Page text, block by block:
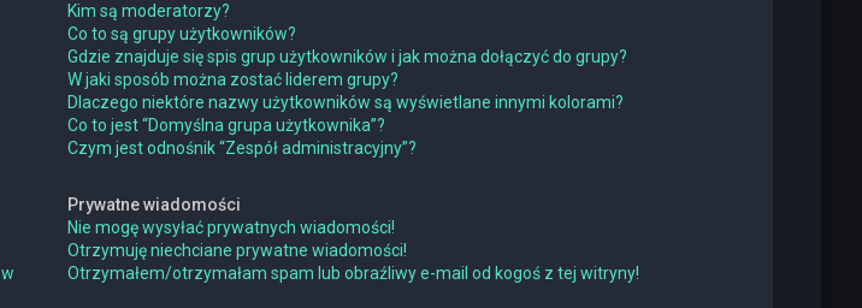
Kim są moderatorzy?
Co to są grupy użytkowników?
Gdzie znajduje się spis grup użytkowników i jak można dołączyć do grupy?
W jaki sposób można zostać liderem grupy?
Dlaczego niektóre nazwy użytkowników są wyświetlane innymi kolorami?
Co to jest “Domyślna grupa użytkownika”?
Czym jest odnośnik “Zespół administracyjny”?
Prywatne wiadomości
Nie mogę wysyłać prywatnych wiadomości!
Otrzymuję niechciane prywatne wiadomości!
Otrzymałem/otrzymałam spam lub obraźliwy e-mail od kogoś z tej witryny!